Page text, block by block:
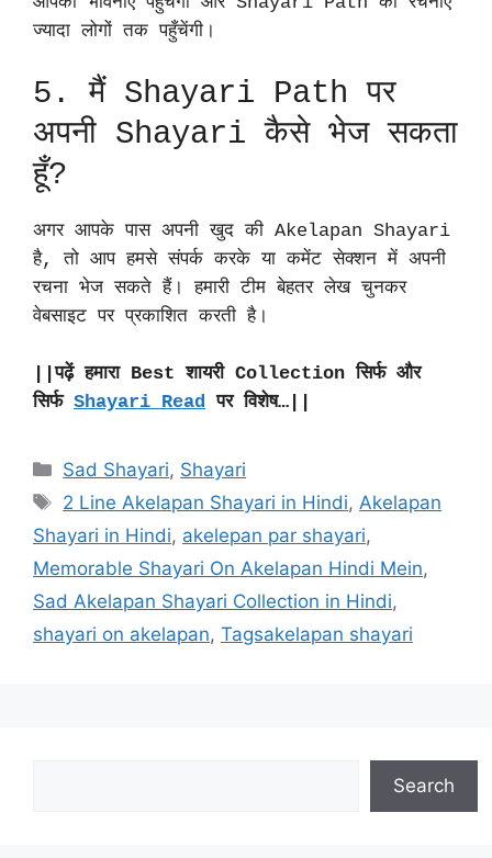
ज्यादा लोगों तक पहुँचेंगी।
5. मैं Shayari Path पर
अपनी Shayari कैसे भेज सकता
हूँ?
अगर आपके पास अपनी खुद की Akelapan Shayari
है, तो आप हमसे संपर्क करके या कमेंट सेक्शन में अपनी
रचना भेज सकते हैं। हमारी टीम बेहतर लेख चुनकर
वेबसाइट पर प्रकाशित करती है।
||पढ़ें हमारा Best शायरी Collection सिर्फ और
सिर्फ Shayari Read पर विशेष…||
Categories
Sad Shayari, Shayari
Tags
2 Line Akelapan Shayari in Hindi, Akelapan
Shayari in Hindi, akelepan par shayari,
Memorable Shayari On Akelapan Hindi Mein,
Sad Akelapan Shayari Collection in Hindi,
shayari on akelapan, Tagsakelapan shayari
Search